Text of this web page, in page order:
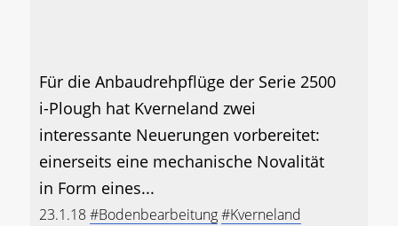
Für die Anbaudrehpflüge der Serie 2500
i-Plough hat Kverneland zwei
interessante Neuerungen vorbereitet:
einerseits eine mechanische Novalität
in Form eines...
23.1.18#Bodenbearbeitung#Kverneland